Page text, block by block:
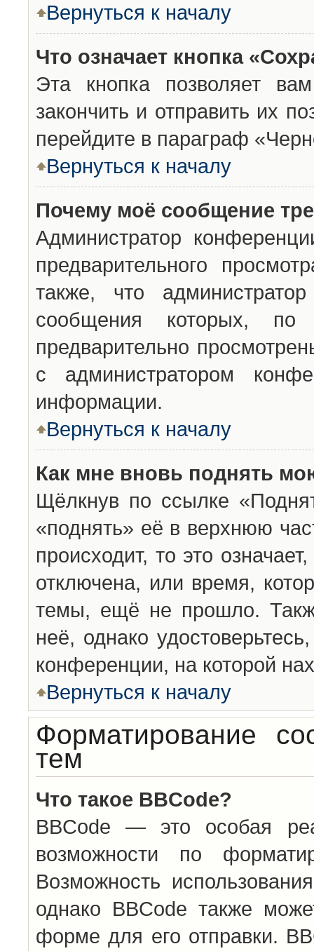
Вернуться к началу
Что означает кнопка
Эта кнопка позволяет
закончить и отправить их
перейдите в параграф
Вернуться к началу
Почему моё сообщение
Администратор
предварительного
также, что
сообщения которых,
предварительно
с администратором
информации.
Вернуться к началу
Как мне вновь поднять
Щёлкнув по ссылке
«поднять» её в верхнюю
происходит, то это
отключена, или время,
темы, ещё не прошло.
неё, однако
конференции, на которой
Вернуться к началу
Форматирование
тем
Что такое BBCode?
BBCode — это особая
возможности по
Возможность
однако BBCode также
форме для его отправки.